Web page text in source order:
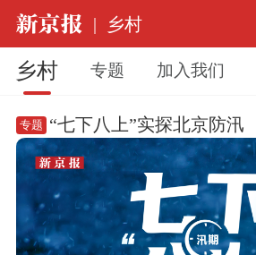
| 乡村
乡村 专题 加入我们
专题 “七下八上”实探北京防汛